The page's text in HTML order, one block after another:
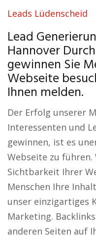
Leads Lüdenscheid
Lead
Hannover
gewinnen Sie
Webseite
Ihnen melden.
Der Erfolg unserer
Interessenten und
gewinnen, ist es
Webseite zu führen.
Sichtbarkeit Ihrer
Menschen Ihre
unser einzigartiges
Marketing.
anderen Seiten auf